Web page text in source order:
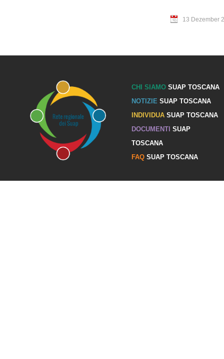
13 Dezember
CHI SIAMOSUAP TOSCANA
NOTIZIE SUAP TOSCANA
INDIVIDUASUAP TOSCANA
DOCUMENTI SUAP
TOSCANA
FAQSUAP TOSCANA